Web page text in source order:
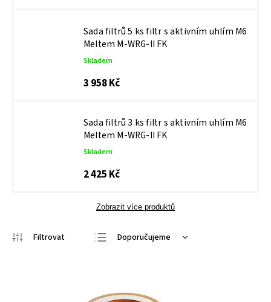
Sada filtrů 5 ks filtr s aktivním uhlím M6
Meltem M-WRG-II FK
Skladem
3 958 Kč
Sada filtrů 3 ks filtr s aktivním uhlím M6
Meltem M-WRG-II FK
Skladem
2 425 Kč
Zobrazit více produktů
Doporučujeme
Nejprodávanější